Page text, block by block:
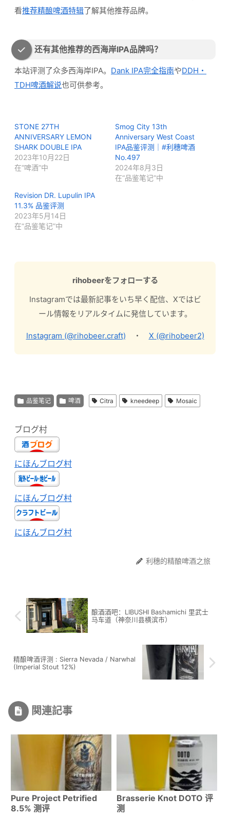
看推荐精酿啤酒特辑了解其他推荐品牌。
还有其他推荐的西海岸IPA品牌吗？
本站评测了众多西海岸IPA。 Dank IPA完全指南やDDH・
TDH啤酒解说也可供参考。
STONE 27TH
ANNIVERSARY LEMON
SHARK DOUBLE IPA
2023年10月22日
在“啤酒”中
Smog City 13th
Anniversary West Coast
IPA品鉴评测｜#利穗啤酒
No.497
2024年8月3日
在“品鉴笔记”中
Revision DR. Lupulin IPA
11.3% 品鉴评测
2023年5月14日
在“品鉴笔记”中
rihobeerをフォローする
Instagramでは最新記事をいち早く配信、Xではビ
ール情報をリアルタイムに発信しています。
Instagram (@rihobeer.craft) ・ X (@rihobeer2)
品鉴笔记 啤酒 Citra kneedeep Mosaic
ブログ村
にほんブログ村
にほんブログ村
にほんブログ村
利穗的精酿啤酒之旅
酿酒酒吧：LIBUSHI Bashamichi 里武士
马车道（神奈川县横滨市）
精酿啤酒评测 : Sierra Nevada / Narwhal
(Imperial Stout 12%)
関連記事
Pure Project Petrified
8.5% 测评
Brasserie Knot DOTO 评
测